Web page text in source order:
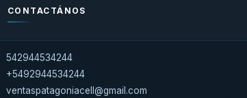
CONTACTÁNOS
542944534244
+5492944534244
ventaspatagoniacell@gmail.com